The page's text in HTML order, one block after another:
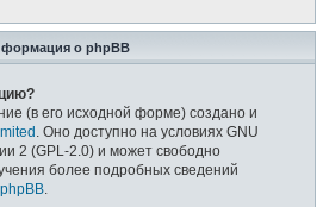
о phpBB
(в его исходной форме) создано и
. Оно доступно на условиях GNU
2 (GPL-2.0) и может свободно
более подробных сведений